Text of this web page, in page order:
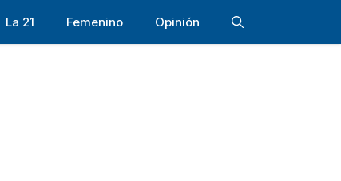
La 21 Femenino Opinión